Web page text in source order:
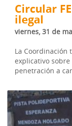
Circular
ilegal
viernes, 31 de
La Coordinación
explicativo sobre
penetración a